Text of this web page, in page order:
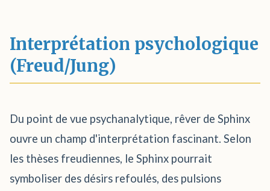
Interprétation psychologique
(Freud/Jung)
Du point de vue psychanalytique, rêver de Sphinx
ouvre un champ d'interprétation fascinant. Selon
les thèses freudiennes, le Sphinx pourrait
symboliser des désirs refoulés, des pulsions